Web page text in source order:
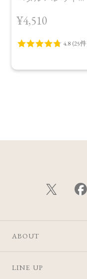
品＞
¥4,510
ABOUT
LINE UP